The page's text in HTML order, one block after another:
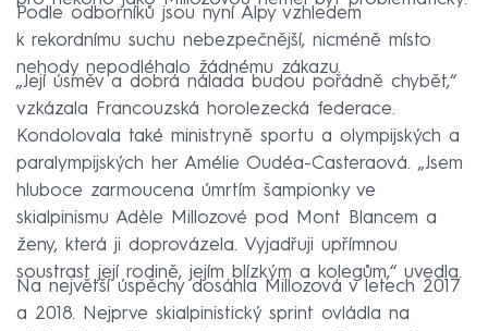
Podle odborníků jsou nyní Alpy vzhledem
k rekordnímu suchu nebezpečnější, nicméně místo
nehody nepodléhalo žádnému zákazu.
„Její úsměv a dobrá nálada budou pořádně chybět,“
vzkázala Francouzská horolezecká federace.
Kondolovala také ministryně sportu a olympijských a
paralympijských her Amélie Oudéa-Casteraová. „Jsem
hluboce zarmoucena úmrtím šampionky ve
skialpinismu Adèle Millozové pod Mont Blancem a
ženy, která ji doprovázela. Vyjadřuji upřímnou
soustrast její rodině, jejím blízkým a kolegům,“ uvedla.
Na největší úspěchy dosáhla Millozová v letech 2017
a 2018. Nejprve skialpinistický sprint ovládla na